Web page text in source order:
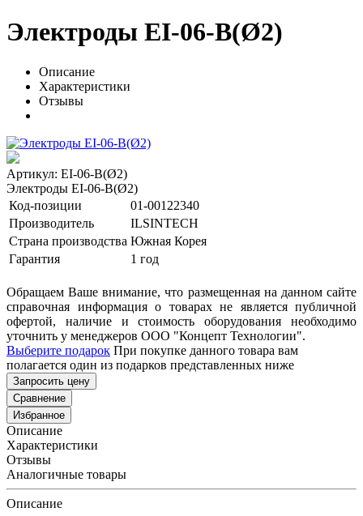
Электроды EI-06-B(Ø2)
Описание
Характеристики
Отзывы
Артикул: EI-06-B(Ø2)
Электроды EI-06-B(Ø2)
Код-позиции
01-00122340
Производитель
ILSINTECH
Страна производства Южная Корея
Гарантия
1 год
Обращаем Ваше внимание, что размещенная на данном сайте
справочная информация о товарах не является публичной
офертой, наличие и стоимость оборудования необходимо
уточнить у менеджеров ООО "Концепт Технологии".
Выберите подарок При покупке данного товара вам
полагается один из подарков представленных ниже
Запросить цену
Сравнение
Избранное
Описание
Характеристики
Отзывы
Аналогичные товары
Описание